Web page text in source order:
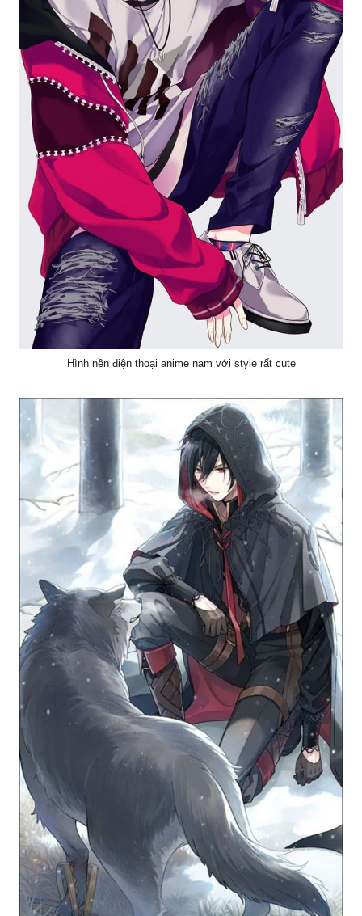
Hình nền điện thoại anime nam với style rất cute